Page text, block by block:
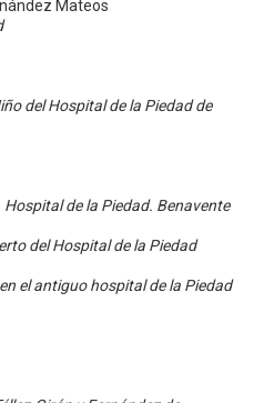
Mateos
del Hospital de la Piedad de
de la Piedad. Benavente
del Hospital de la Piedad
el antiguo hospital de la Piedad